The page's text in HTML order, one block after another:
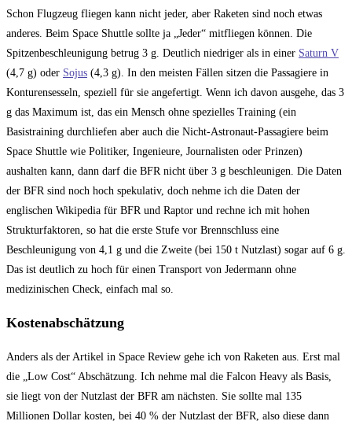
Schon Flugzeug fliegen kann nicht jeder, aber Raketen sind noch etwas
anderes. Beim Space Shuttle sollte ja „Jeder“ mitfliegen können. Die
Spitzenbeschleunigung betrug 3 g. Deutlich niedriger als in einer Saturn V
(4,7 g) oder Sojus (4,3 g). In den meisten Fällen sitzen die Passagiere in
Konturensesseln, speziell für sie angefertigt. Wenn ich davon ausgehe, das 3
g das Maximum ist, das ein Mensch ohne spezielles Training (ein
Basistraining durchliefen aber auch die Nicht-Astronaut-Passagiere beim
Space Shuttle wie Politiker, Ingenieure, Journalisten oder Prinzen)
aushalten kann, dann darf die BFR nicht über 3 g beschleunigen. Die Daten
der BFR sind noch hoch spekulativ, doch nehme ich die Daten der
englischen Wikipedia für BFR und Raptor und rechne ich mit hohen
Strukturfaktoren, so hat die erste Stufe vor Brennschluss eine
Beschleunigung von 4,1 g und die Zweite (bei 150 t Nutzlast) sogar auf 6 g.
Das ist deutlich zu hoch für einen Transport von Jedermann ohne
medizinischen Check, einfach mal so.
Kostenabschätzung
Anders als der Artikel in Space Review gehe ich von Raketen aus. Erst mal
die „Low Cost“ Abschätzung. Ich nehme mal die Falcon Heavy als Basis,
sie liegt von der Nutzlast der BFR am nächsten. Sie sollte mal 135
Millionen Dollar kosten, bei 40 % der Nutzlast der BFR, also diese dann